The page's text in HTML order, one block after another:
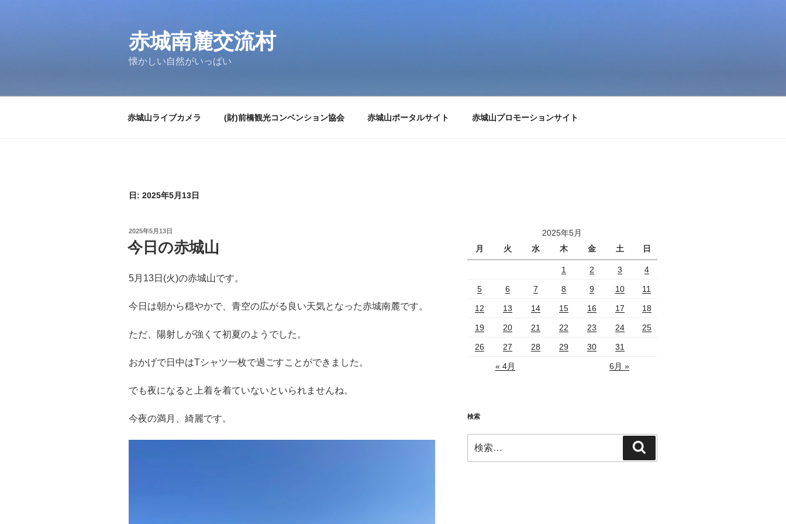
赤城南麓交流村
懐かしい自然がいっぱい
赤城山ライブカメラ (財)前橋観光コンベンション協会 赤城山ポータルサイト 赤城山プロモーションサイト
日: 2025年5月13日
投
稿
日:
2025年5月13日
今日の赤城山
5月13日(火)の赤城山です。
今日は朝から穏やかで、青空の広がる良い天気となった赤城南麓です。
ただ、陽射しが強くて初夏のようでした。
おかげで日中はTシャツ一枚で過ごすことができました。
でも夜になると上着を着ていないといられませんね。
今夜の満月、綺麗です。
2025年5月
月
火 水 木 金 土 日
1 2 3 4
5 6 7 8 9 10 11
12 13 14 15 16 17 18
19 20 21 22 23 24 25
26 27 28 29 30 31
« 4月 6月 »
検索
索:
索